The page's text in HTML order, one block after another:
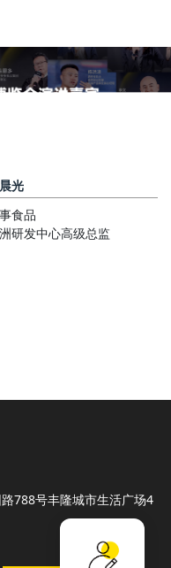
光
食品
研发中心高级总监
788号丰隆城市生活广场4